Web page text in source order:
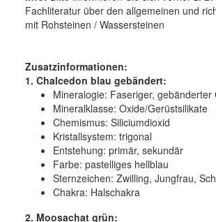
Fachliteratur über den allgemeinen und
mit Rohsteinen / Wassersteinen
Zusatzinformationen:
1. Chalcedon blau gebändert:
Mineralogie: Faseriger, gebänderter
Mineralklasse: Oxide/Gerüstsilikate
Chemismus: Siliciumdioxid
Kristallsystem: trigonal
Entstehung: primär, sekundär
Farbe: pastelliges hellblau
Sternzeichen: Zwilling, Jungfrau,
Chakra: Halschakra
2. Moosachat grün: